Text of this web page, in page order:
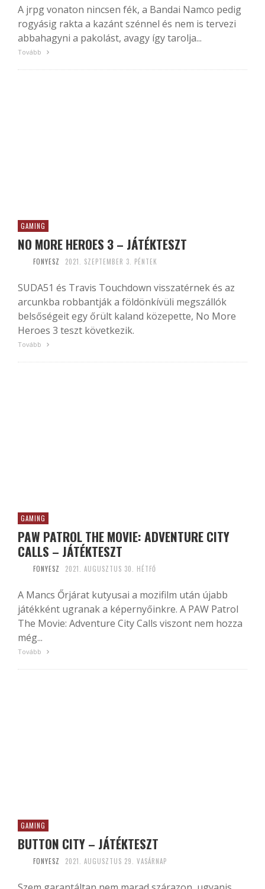
A jrpg vonaton nincsen fék, a Bandai Namco pedig
rogyásig rakta a kazánt szénnel és nem is tervezi
abbahagyni a pakolást, avagy így tarolja...
Tovább
GAMING
NO MORE HEROES 3 – JÁTÉKTESZT
FONYESZ 2021. SZEPTEMBER 3. PÉNTEK
SUDA51 és Travis Touchdown visszatérnek és az
arcunkba robbantják a földönkívüli megszállók
belsőségeit egy őrült kaland közepette, No More
Heroes 3 teszt következik.
Tovább
GAMING
PAW PATROL THE MOVIE: ADVENTURE CITY
CALLS – JÁTÉKTESZT
FONYESZ 2021. AUGUSZTUS 30. HÉTFŐ
A Mancs Őrjárat kutyusai a mozifilm után újabb
játékként ugranak a képernyőinkre. A PAW Patrol
The Movie: Adventure City Calls viszont nem hozza
még...
Tovább
GAMING
BUTTON CITY – JÁTÉKTESZT
FONYESZ 2021. AUGUSZTUS 29. VASÁRNAP